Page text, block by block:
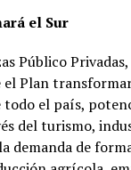
el Sur
Público
el Plan
todo el país,
del turismo,
demanda de